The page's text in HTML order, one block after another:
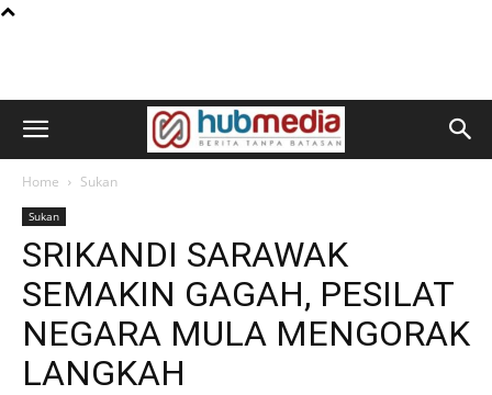
Home Sukan
Sukan
SRIKANDI SARAWAK
SEMAKIN GAGAH, PESILAT
NEGARA MULA MENGORAK
LANGKAH